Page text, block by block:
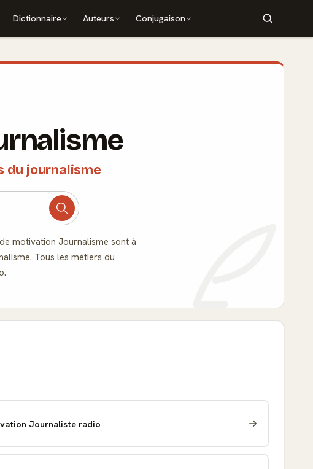
Dictionnaire Auteurs Conjugaison
du journalisme
motivation Journalisme sont à
Tous les métiers du
Journaliste radio